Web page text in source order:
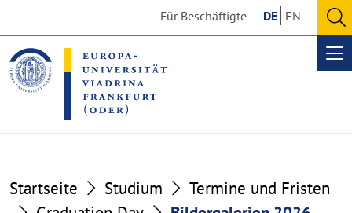
the
content
section
the
footer
section
Für Beschäftigte DE EN
Startseite Studium
Termine und Fristen